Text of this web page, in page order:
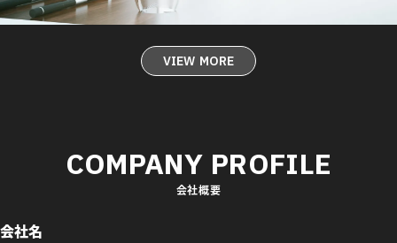
VIEW MORE
COMPANY PROFILE
会社概要
会社名